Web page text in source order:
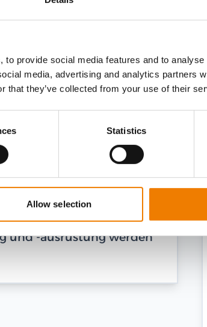
provide social media features and to
media, advertising and analytics partners
that they’ve collected from your use of their
Statistics
Allow selection
ab dem
ab, Sie nehmen
sich Ihr Zertifikat
erhalten
und -ausrüstung werden